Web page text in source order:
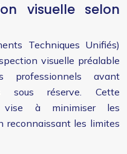
visuelle selon
Techniques Unifiés)
visuelle préalable
professionnels avant
sous réserve. Cette
vise à minimiser les
reconnaissant les limites